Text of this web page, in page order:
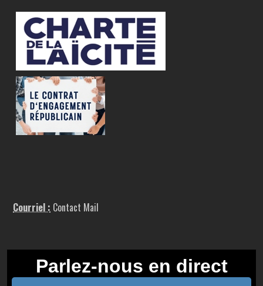
Courriel : Contact Mail